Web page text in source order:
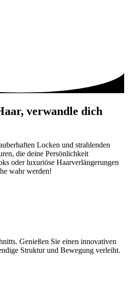
verwandle dich
Locken und strahlenden
die deine Persönlichkeit
oder luxuriöse Haarverlängerungen
wahr werden!
Genießen Sie einen innovativen
Struktur und Bewegung verleiht.